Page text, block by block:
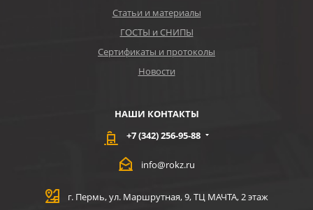
Статьи и материалы
ГОСТЫ и СНИПЫ
Сертификаты и протоколы
Новости
НАШИ КОНТАКТЫ
+7 (342) 256-95-88
info@rokz.ru
г. Пермь, ул. Маршрутная, 9, ТЦ МАЧТА, 2 этаж